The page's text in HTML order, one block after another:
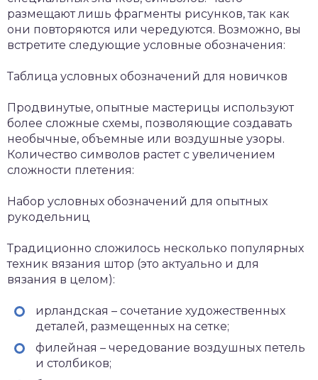
размещают лишь фрагменты рисунков, так как
они повторяются или чередуются. Возможно, вы
встретите следующие условные обозначения:
Таблица условных обозначений для новичков
Продвинутые, опытные мастерицы используют
более сложные схемы, позволяющие создавать
необычные, объемные или воздушные узоры.
Количество символов растет с увеличением
сложности плетения:
Набор условных обозначений для опытных
рукодельниц
Традиционно сложилось несколько популярных
техник вязания штор (это актуально и для
вязания в целом):
ирландская – сочетание художественных
деталей, размещенных на сетке;
филейная – чередование воздушных петель
и столбиков;